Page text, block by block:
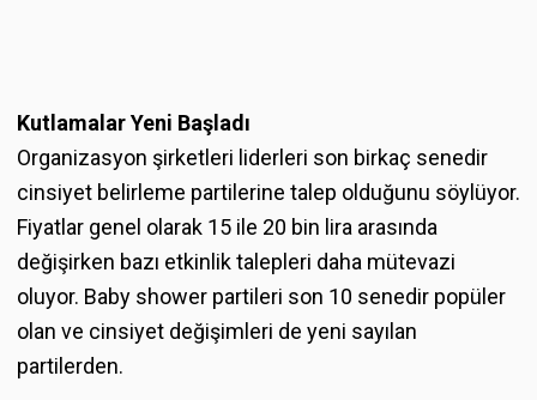
Kutlamalar Yeni Başladı
Organizasyon şirketleri liderleri son birkaç senedir
cinsiyet belirleme partilerine talep olduğunu söylüyor.
Fiyatlar genel olarak 15 ile 20 bin lira arasında
değişirken bazı etkinlik talepleri daha mütevazi
oluyor. Baby shower partileri son 10 senedir popüler
olan ve cinsiyet değişimleri de yeni sayılan
partilerden.